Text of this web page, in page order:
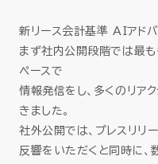
新リース会計基準 AIアドバ
まず社内公開段階では最も
ペースで
情報発信をし、多くのリア
きました。
社外公開では、プレスリリ
反響をいただくと同時に